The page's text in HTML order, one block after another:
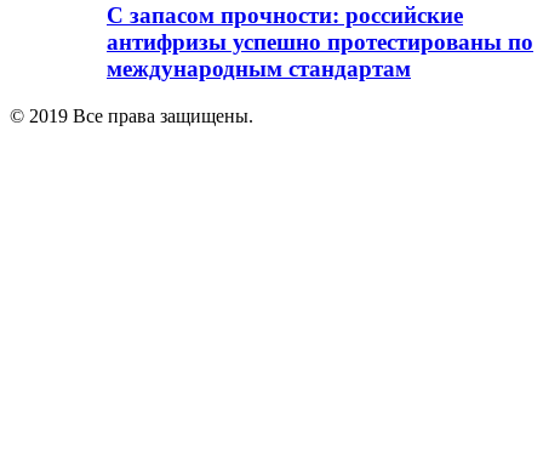
С запасом прочности: российские
антифризы успешно протестированы по
международным стандартам
© 2019 Все права защищены.